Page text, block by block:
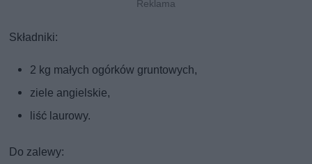
Składniki:
2 kg małych ogórków gruntowych,
ziele angielskie,
liść laurowy.
Do zalewy: